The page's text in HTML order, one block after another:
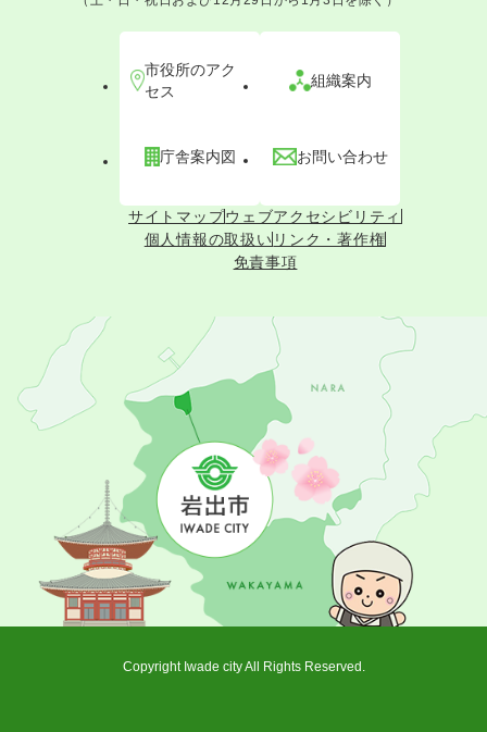
市役所のアク
セス
組織案内
庁舎案内図 お問い合わせ
サイトマップウェブアクセシビリティ
個人情報の取扱い リンク・著作権
免責事項
Copyright Iwade city All Rights Reserved.